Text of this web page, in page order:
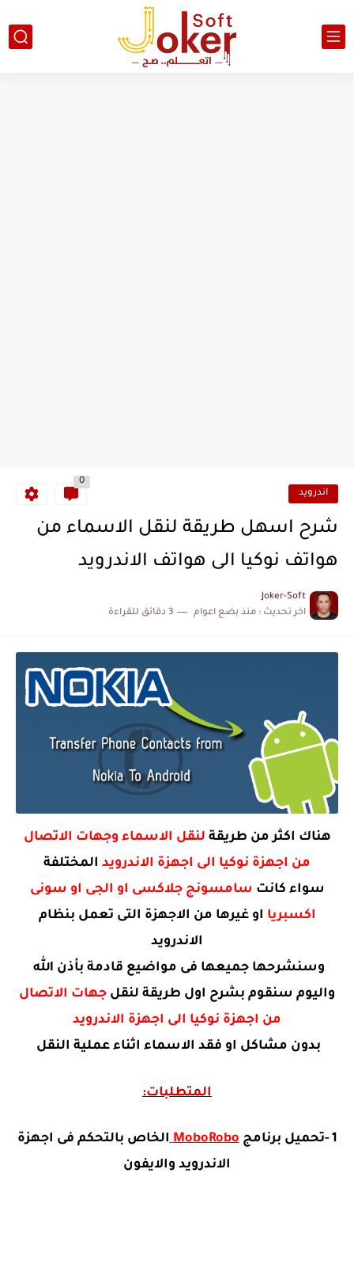
اندرويد
0
شرح اسهل طريقة لنقل الاسماء من
هواتف نوكيا الى هواتف الاندرويد
Joker-Soft
اخر تحديث : منذ بضع اعوام 3 دقائق للقراءة
هناك اكثر من طريقة لنقل الاسماء وجهات الاتصال
من اجهزة نوكيا الى اجهزة الاندرويد المختلفة
سواء كانت سامسونج جلاكسى او الجى او سونى
اكسبريا او غيرها من الاجهزة التى تعمل بنظام
الاندرويد
وسنشرحها جميعها فى مواضيع قادمة بأذن الله
واليوم سنقوم بشرح اول طريقة لنقل جهات الاتصال
من اجهزة نوكيا الى اجهزة الاندرويد
بدون مشاكل او فقد الاسماء اثناء عملية النقل
المتطلبات:
1 -تحميل برنامج MoboRobo الخاص بالتحكم فى اجهزة
الاندرويد والايفون